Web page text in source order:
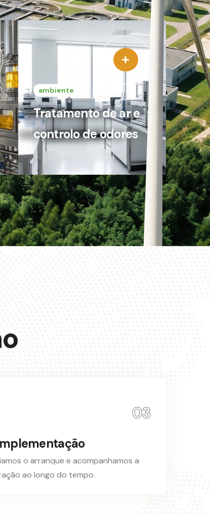
ambiente
Tratamento de ar e
controlo de odores
03
o arranque e acompanhamos a
ao longo do tempo.